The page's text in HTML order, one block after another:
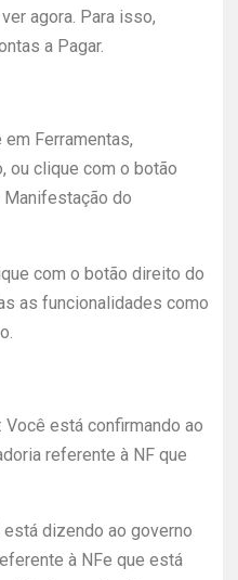
agora. Para isso,
a Pagar.
Ferramentas,
ou clique com o botão
do
com o botão direito do
as funcionalidades como
: Você está confirmando ao
referente à NF que
está dizendo ao governo
à NFe que está